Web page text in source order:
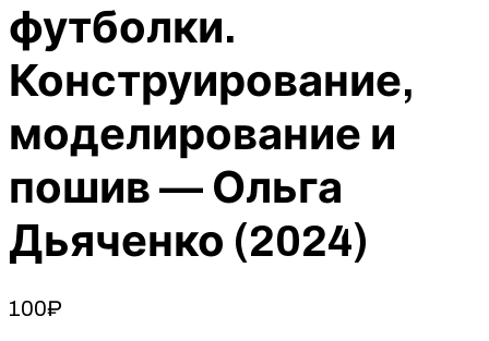
футболки.
Конструирование,
моделирование и
пошив — Ольга
Дьяченко (2024)
100₽